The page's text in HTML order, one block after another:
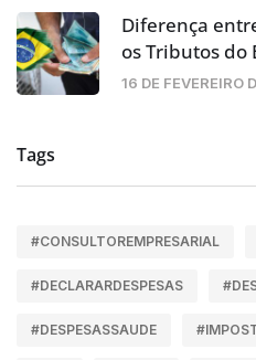
Diferença
os Tributos do
16 DE FEVEREIRO
Tags
#CONSULTOREMPRESARIAL
#DECLARARDESPESAS
#DESPESASSAUDE